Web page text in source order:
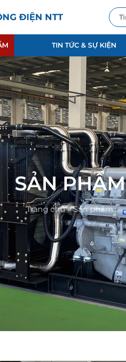
ĐIỆN NTT
TIN TỨC & SỰ KIỆN
SẢN PHẨM
Trang chủ»Sản phẩm